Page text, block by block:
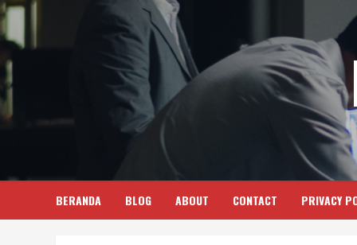
Skip
content
BERANDA BLOG ABOUT CONTACT PRIVACY